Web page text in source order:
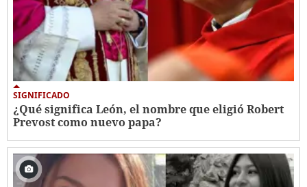
SIGNIFICADO
¿Qué significa León, el nombre que eligió Robert
Prevost como nuevo papa?